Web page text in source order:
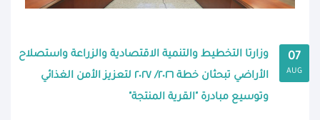
07
AUG
وزارتا التخطيط والتنمية الاقتصادية والزراعة واستصلاح
الأراضي تبحثان خطة ٢٠٢٦/ ٢٠٢٧ لتعزيز الأمن الغذائي
وتوسيع مبادرة "القرية المنتجة"